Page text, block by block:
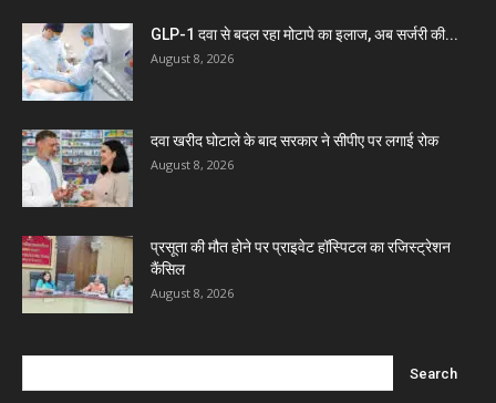
Invision Pharma Limited
Ben Pharmaceuticals
Mcneil & Argus Pharmaceuticals Limited
Nitin Lifesciences Ltd.
GLP-1 दवा से बदल रहा मोटापे का इलाज, अब सर्जरी की...
August 8, 2026
दवा खरीद घोटाले के बाद सरकार ने सीपीए पर लगाई रोक
August 8, 2026
प्रसूता की मौत होने पर प्राइवेट हॉस्पिटल का रजिस्ट्रेशन
कैंसिल
August 8, 2026